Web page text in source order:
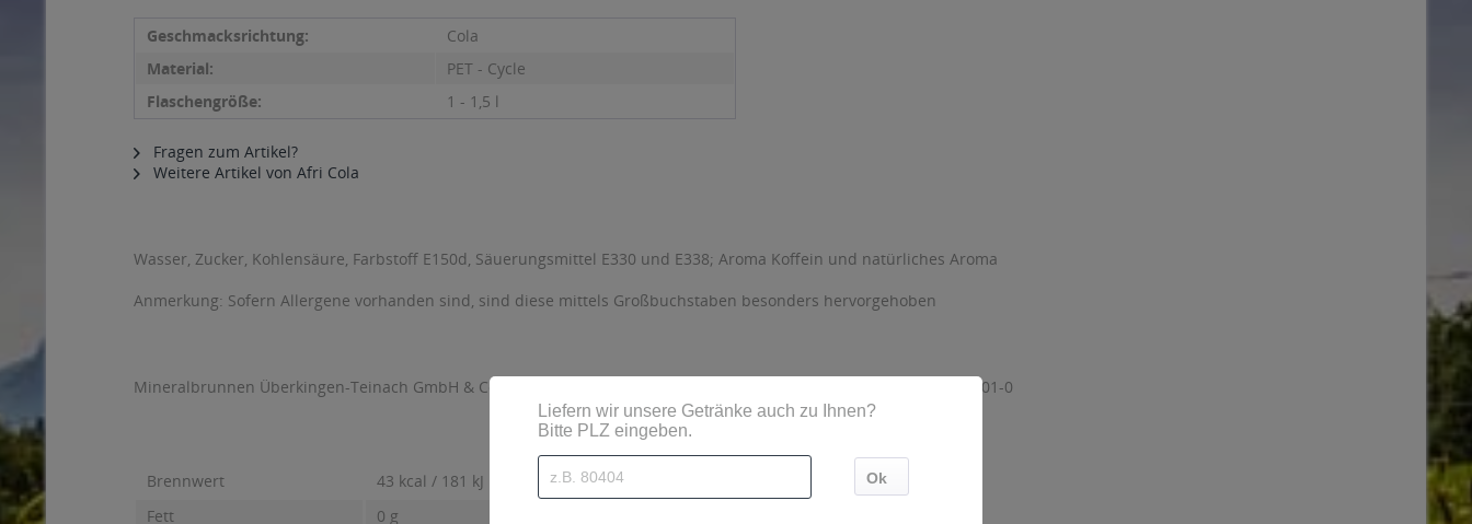
Geschmacksrichtung:
Cola
Material:
PET - Cycle
Flaschengröße:
1 - 1,5 l
Fragen zum Artikel?
Weitere Artikel von Afri Cola
Wasser, Zucker, Kohlensäure, Farbstoff E150d, Säuerungsmittel E330 und E338; Aroma Koffein und natürliches Aroma
Anmerkung: Sofern Allergene vorhanden sind, sind diese mittels Großbuchstaben besonders hervorgehoben
Mineralbrunnen Überkingen-Teinach GmbH & Co. KGaA, Bahnhofstr. 15, D-73337 Bad Übergingen, Telefon: 07331 201-0
Brennwert
43 kcal / 181 kJ
Fett
0 g